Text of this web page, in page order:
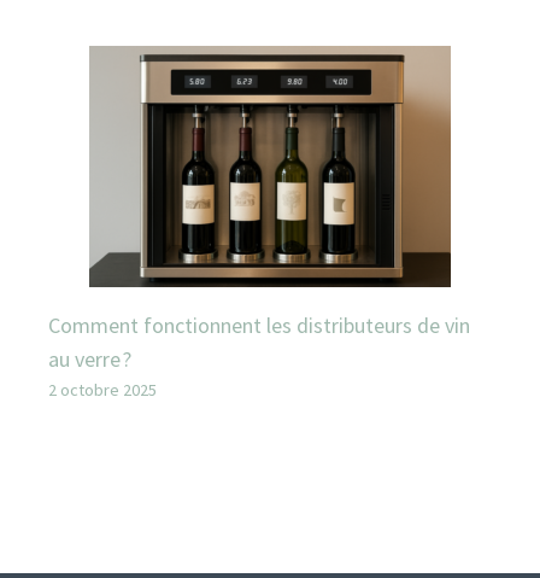
Comment fonctionnent les distributeurs de vin
au verre ?
2 octobre 2025